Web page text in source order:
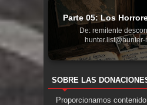
Parte 05: Los
De: remitente
hunter.list@hunter-
SOBRE LAS
Proporcionamos